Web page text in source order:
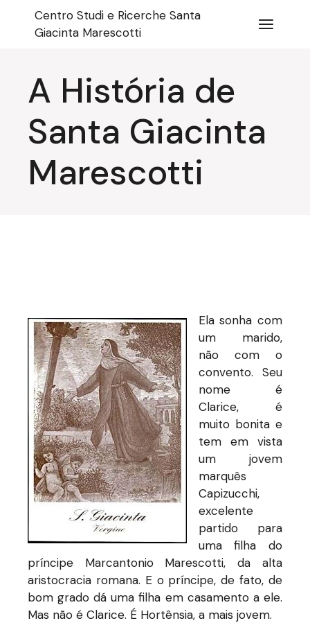
conteúdo
Centro Studi e Ricerche Santa
Giacinta Marescotti
A História de
Santa Giacinta
Marescotti
Ela sonha com
um marido,
não com o
convento. Seu
nome é
Clarice, é
muito bonita e
tem em vista
um jovem
marquês
Capizucchi,
excelente
partido para
uma filha do
príncipe Marcantonio Marescotti, da alta
aristocracia romana. E o príncipe, de fato, de
bom grado dá uma filha em casamento a ele.
Mas não é Clarice. É Hortênsia, a mais jovem.